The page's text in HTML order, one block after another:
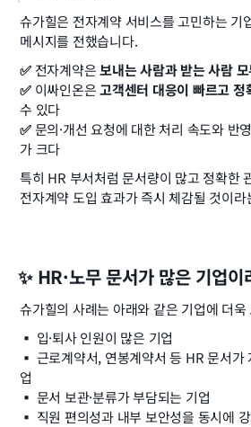
슈가힐은 전자계약 서비스를 고민하는 기
메시지를 전했습니다.
✅ 전자계약은 보내는 사람과 받는 사람
✅ 이싸인온은 고객센터 대응이 빠르고 정
수 있다
✅ 문의·개선 요청에 대한 처리 속도와 반
가 크다
특히 HR 부서처럼 문서량이 많고 정확한
전자계약 도입 효과가 즉시 체감될 것이
✨ HR·노무 문서가 많은 기업
슈가힐의 사례는 아래와 같은 기업에 더욱
▪️ 입·퇴사 인원이 많은 기업
▪️ 근로계약서, 연봉계약서 등 HR 문서가
업
▪️ 문서 보관·분류가 부담되는 기업
▪️ 직원 편의성과 내부 보안성을 동시에